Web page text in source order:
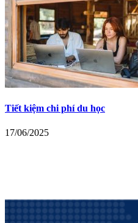
Tiết kiệm chi phí du học
17/06/2025